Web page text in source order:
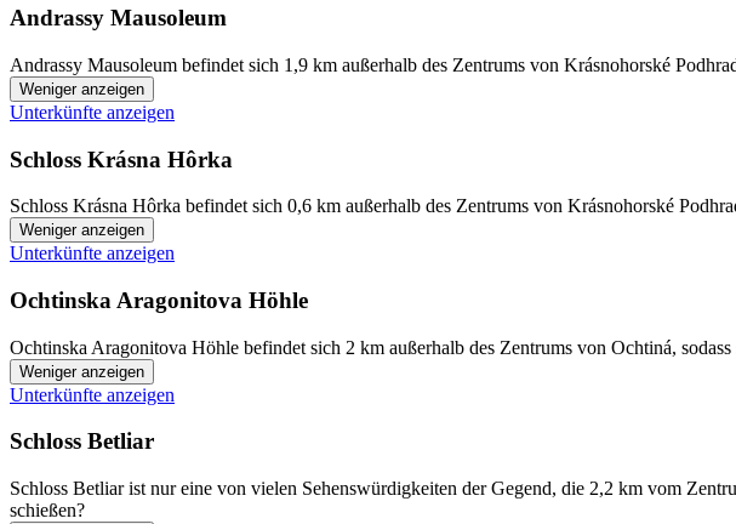
Andrassy Mausoleum
Andrassy Mausoleum befindet sich 1,9 km außerhalb des Zentrums von Krásnohorské
Weniger anzeigen
Unterkünfte anzeigen
Schloss Krásna Hôrka
Schloss Krásna Hôrka befindet sich 0,6 km außerhalb des Zentrums von Krásnohorské
Weniger anzeigen
Unterkünfte anzeigen
Ochtinska Aragonitova Höhle
Ochtinska Aragonitova Höhle befindet sich 2 km außerhalb des Zentrums von Ochtiná,
Weniger anzeigen
Unterkünfte anzeigen
Schloss Betliar
Schloss Betliar ist nur eine von vielen Sehenswürdigkeiten der Gegend, die 2,2 km vom
schießen?